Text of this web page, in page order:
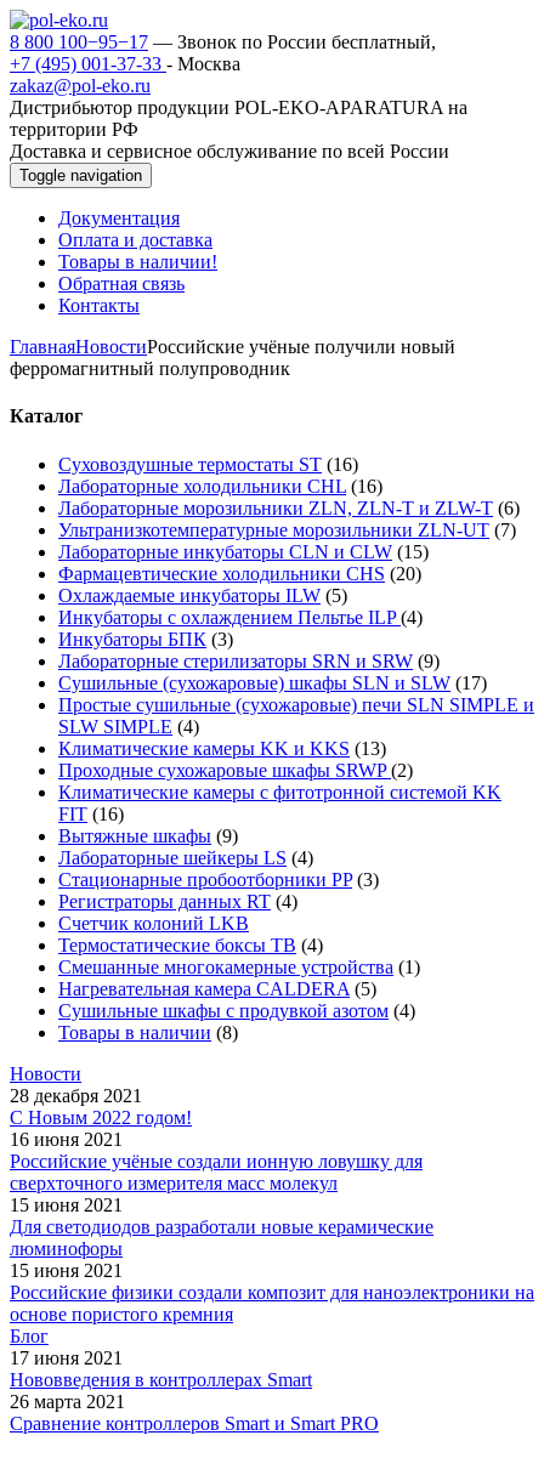
8 800 100−95−17 — Звонок по России бесплатный,
+7 (495) 001-37-33 - Москва
zakaz@pol-eko.ru
Дистрибьютор продукции POL-EKO-APARATURA на
территории РФ
Доставка и сервисное обслуживание по всей России
Toggle navigation
Документация
Оплата и доставка
Товары в наличии!
Обратная связь
Контакты
ГлавнаяНовостиРоссийские учёные получили новый
ферромагнитный полупроводник
Каталог
Суховоздушные термостаты ST (16)
Лабораторные холодильники CHL (16)
Лабораторные морозильники ZLN, ZLN-T и ZLW-T (6)
Ультранизкотемпературные морозильники ZLN-UT (7)
Лабораторные инкубаторы CLN и CLW (15)
Фармацевтические холодильники CHS (20)
Охлаждаемые инкубаторы ILW (5)
Инкубаторы с охлаждением Пельтье ILP(4)
Инкубаторы БПК (3)
Лабораторные стерилизаторы SRN и SRW (9)
Сушильные (сухожаровые) шкафы SLN и SLW (17)
Простые сушильные (сухожаровые) печи SLN SIMPLE и
SLW SIMPLE (4)
Климатические камеры KK и KKS (13)
Проходные сухожаровые шкафы SRWP(2)
Климатические камеры с фитотронной системой KK
FIT (16)
Вытяжные шкафы (9)
Лабораторные шейкеры LS (4)
Стационарные пробоотборники PP (3)
Регистраторы данных RT (4)
Счетчик колоний LKB
Термостатические боксы TB (4)
Смешанные многокамерные устройства (1)
Нагревательная камера CALDERA (5)
Сушильные шкафы с продувкой азотом (4)
Товары в наличии (8)
Новости
28 декабря 2021
С Новым 2022 годом!
16 июня 2021
Российские учёные создали ионную ловушку для
сверхточного измерителя масс молекул
15 июня 2021
Для светодиодов разработали новые керамические
люминофоры
15 июня 2021
Российские физики создали композит для наноэлектроники на
основе пористого кремния
Блог
17 июня 2021
Нововведения в контроллерах Smart
26 марта 2021
Сравнение контроллеров Smart и Smart PRO